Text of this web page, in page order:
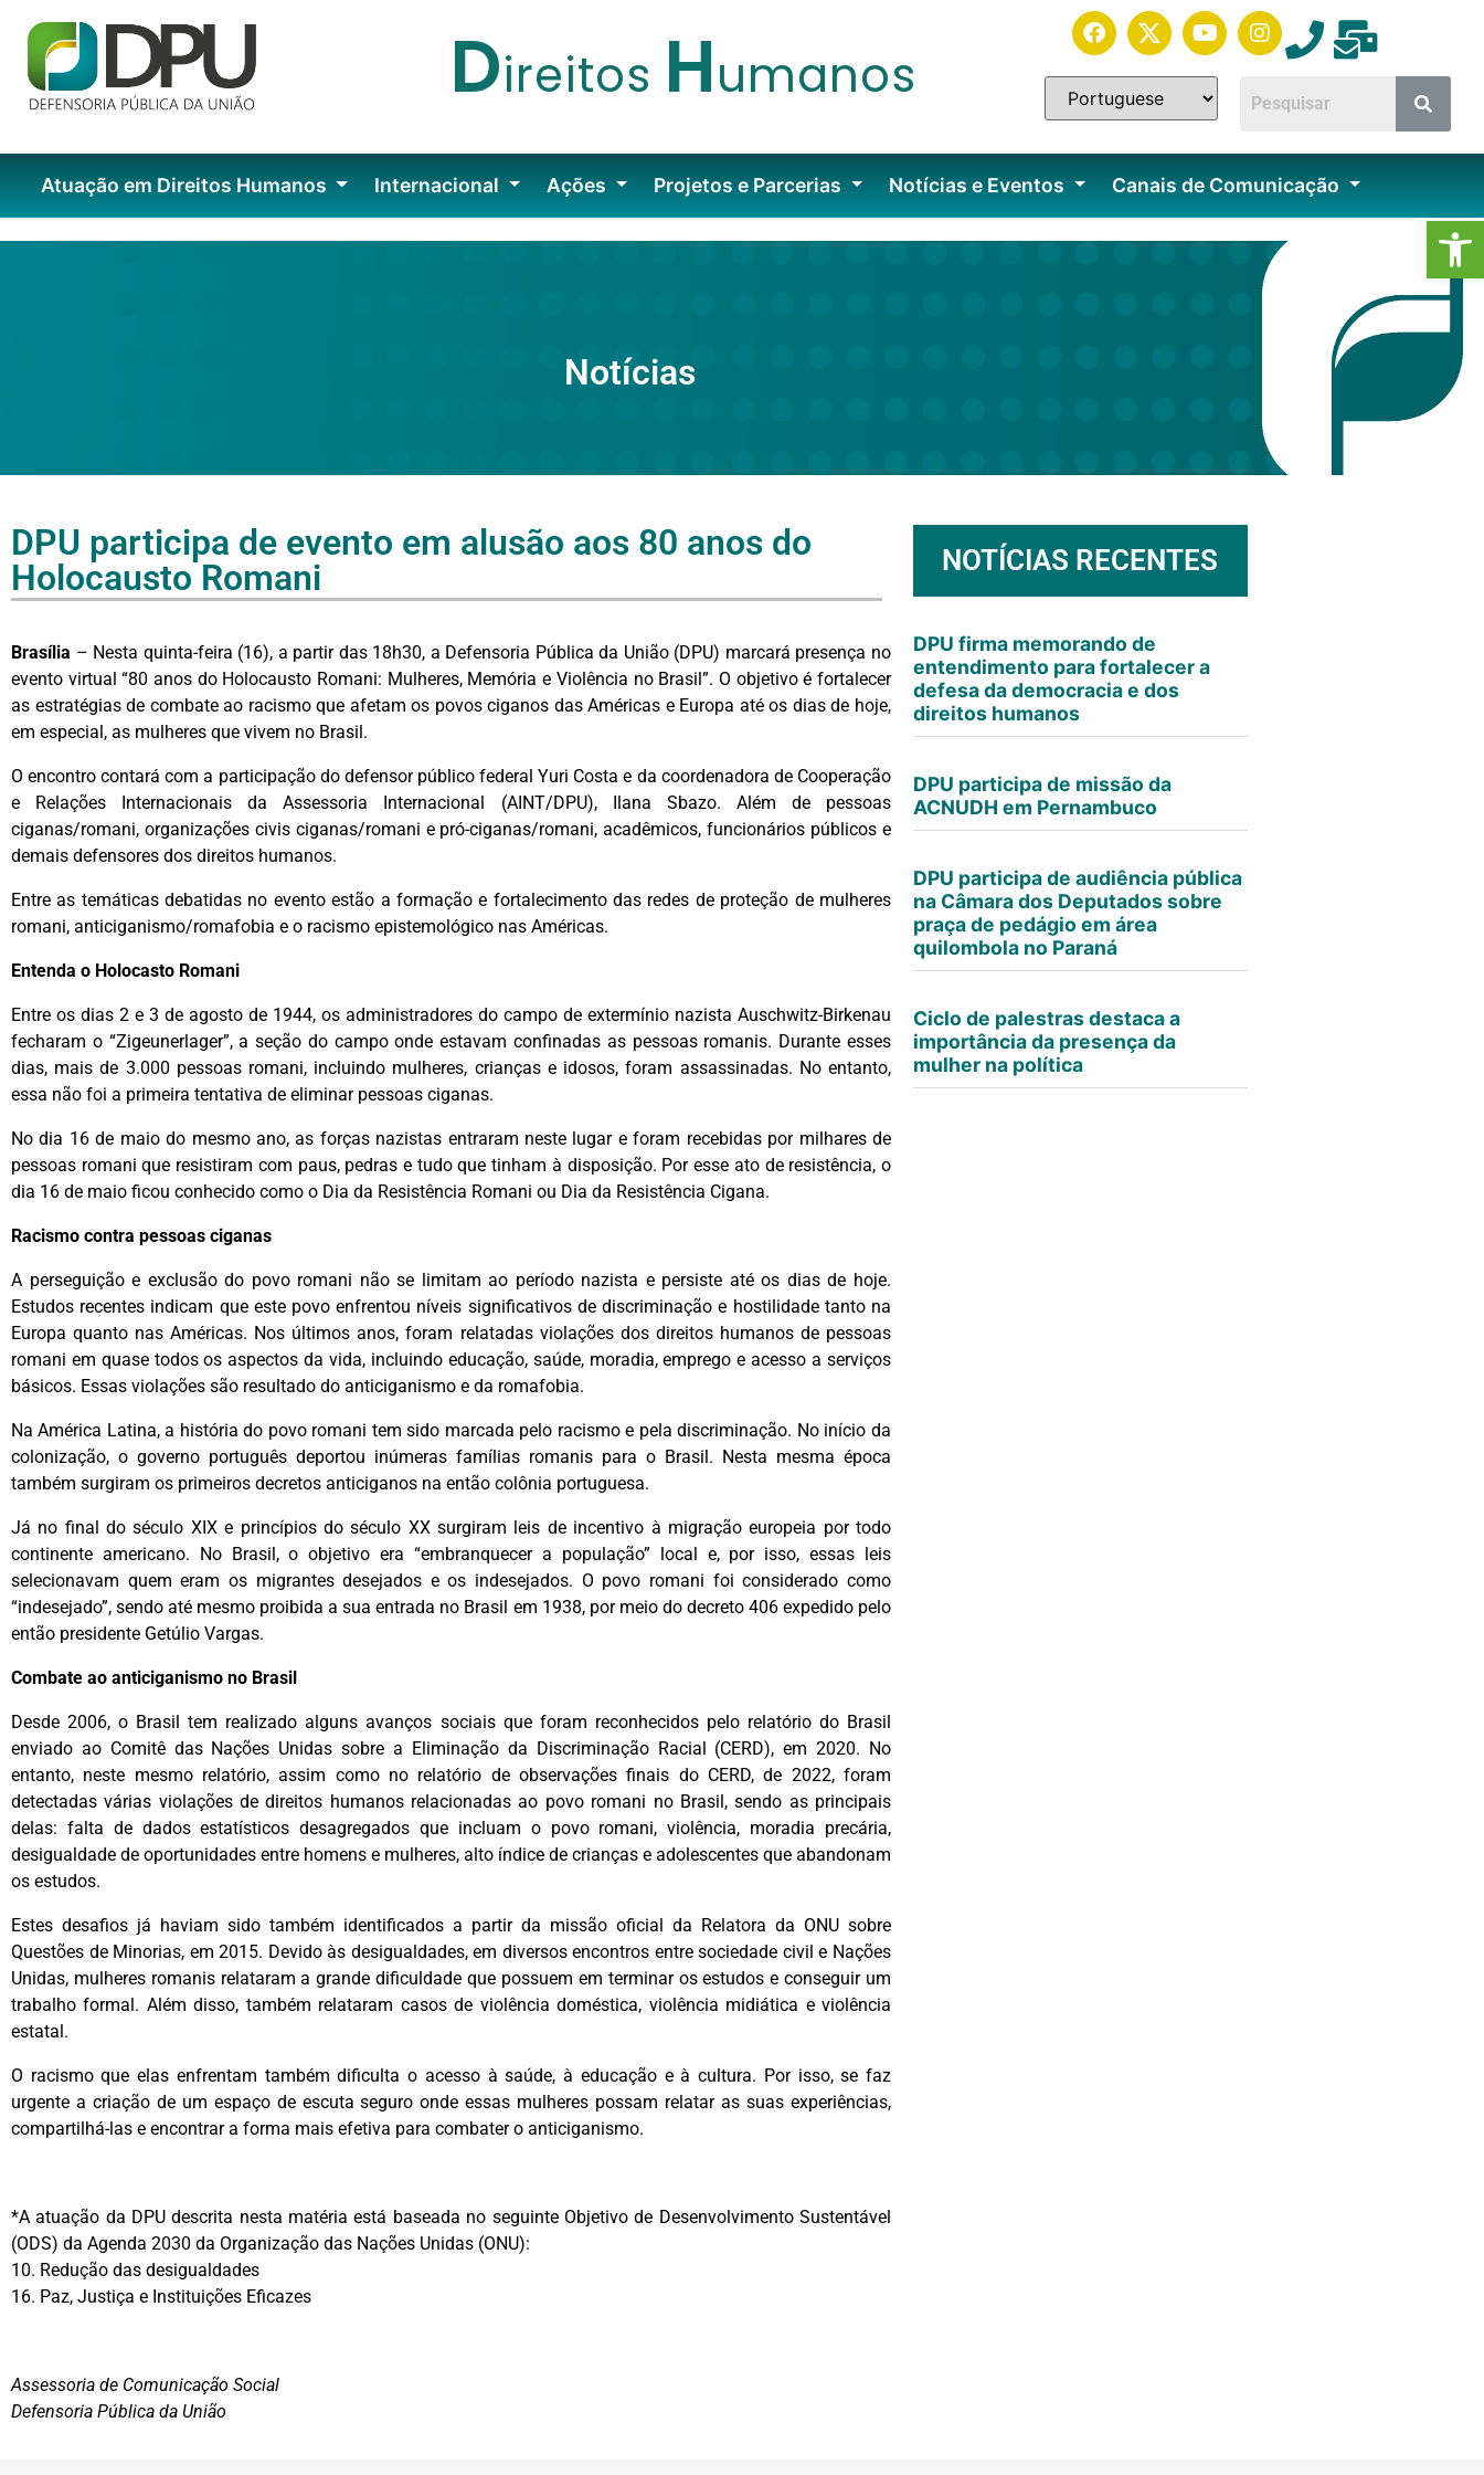
Direitos Humanos
Atuação em Direitos Humanos Internacional Ações Projetos e Parcerias Notícias e Eventos Canais de Comunicação
Notícias
DPU participa de evento em alusão aos 80 anos do
Holocausto Romani
Brasília – Nesta quinta-feira (16), a partir das 18h30, a Defensoria Pública da União (DPU) marcará presença no
evento virtual “80 anos do Holocausto Romani: Mulheres, Memória e Violência no Brasil”. O objetivo é fortalecer
as estratégias de combate ao racismo que afetam os povos ciganos das Américas e Europa até os dias de hoje,
em especial, as mulheres que vivem no Brasil.
O encontro contará com a participação do defensor público federal Yuri Costa e da coordenadora de Cooperação
e Relações Internacionais da Assessoria Internacional (AINT/DPU), Ilana Sbazo. Além de pessoas
ciganas/romani, organizações civis ciganas/romani e pró-ciganas/romani, acadêmicos, funcionários públicos e
demais defensores dos direitos humanos.
Entre as temáticas debatidas no evento estão a formação e fortalecimento das redes de proteção de mulheres
romani, anticiganismo/romafobia e o racismo epistemológico nas Américas.
Entenda o Holocasto Romani
Entre os dias 2 e 3 de agosto de 1944, os administradores do campo de extermínio nazista Auschwitz-Birkenau
fecharam o “Zigeunerlager”, a seção do campo onde estavam confinadas as pessoas romanis. Durante esses
dias, mais de 3.000 pessoas romani, incluindo mulheres, crianças e idosos, foram assassinadas. No entanto,
essa não foi a primeira tentativa de eliminar pessoas ciganas.
No dia 16 de maio do mesmo ano, as forças nazistas entraram neste lugar e foram recebidas por milhares de
pessoas romani que resistiram com paus, pedras e tudo que tinham à disposição. Por esse ato de resistência, o
dia 16 de maio ficou conhecido como o Dia da Resistência Romani ou Dia da Resistência Cigana.
Racismo contra pessoas ciganas
A perseguição e exclusão do povo romani não se limitam ao período nazista e persiste até os dias de hoje.
Estudos recentes indicam que este povo enfrentou níveis significativos de discriminação e hostilidade tanto na
Europa quanto nas Américas. Nos últimos anos, foram relatadas violações dos direitos humanos de pessoas
romani em quase todos os aspectos da vida, incluindo educação, saúde, moradia, emprego e acesso a serviços
básicos. Essas violações são resultado do anticiganismo e da romafobia.
Na América Latina, a história do povo romani tem sido marcada pelo racismo e pela discriminação. No início da
colonização, o governo português deportou inúmeras famílias romanis para o Brasil. Nesta mesma época
também surgiram os primeiros decretos anticiganos na então colônia portuguesa.
Já no final do século XIX e princípios do século XX surgiram leis de incentivo à migração europeia por todo
continente americano. No Brasil, o objetivo era “embranquecer a população” local e, por isso, essas leis
selecionavam quem eram os migrantes desejados e os indesejados. O povo romani foi considerado como
“indesejado”, sendo até mesmo proibida a sua entrada no Brasil em 1938, por meio do decreto 406 expedido pelo
então presidente Getúlio Vargas.
Combate ao anticiganismo no Brasil
Desde 2006, o Brasil tem realizado alguns avanços sociais que foram reconhecidos pelo relatório do Brasil
enviado ao Comitê das Nações Unidas sobre a Eliminação da Discriminação Racial (CERD), em 2020. No
entanto, neste mesmo relatório, assim como no relatório de observações finais do CERD, de 2022, foram
detectadas várias violações de direitos humanos relacionadas ao povo romani no Brasil, sendo as principais
delas: falta de dados estatísticos desagregados que incluam o povo romani, violência, moradia precária,
desigualdade de oportunidades entre homens e mulheres, alto índice de crianças e adolescentes que abandonam
os estudos.
Estes desafios já haviam sido também identificados a partir da missão oficial da Relatora da ONU sobre
Questões de Minorias, em 2015. Devido às desigualdades, em diversos encontros entre sociedade civil e Nações
Unidas, mulheres romanis relataram a grande dificuldade que possuem em terminar os estudos e conseguir um
trabalho formal. Além disso, também relataram casos de violência doméstica, violência midiática e violência
estatal.
O racismo que elas enfrentam também dificulta o acesso à saúde, à educação e à cultura. Por isso, se faz
urgente a criação de um espaço de escuta seguro onde essas mulheres possam relatar as suas experiências,
compartilhá-las e encontrar a forma mais efetiva para combater o anticiganismo.
*A atuação da DPU descrita nesta matéria está baseada no seguinte Objetivo de Desenvolvimento Sustentável
(ODS) da Agenda 2030 da Organização das Nações Unidas (ONU):
10. Redução das desigualdades
16. Paz, Justiça e Instituições Eficazes
Assessoria de Comunicação Social
Defensoria Pública da União
NOTÍCIAS RECENTES
DPU firma memorando de
entendimento para fortalecer a
defesa da democracia e dos
direitos humanos
DPU participa de missão da
ACNUDH em Pernambuco
DPU participa de audiência pública
na Câmara dos Deputados sobre
praça de pedágio em área
quilombola no Paraná
Ciclo de palestras destaca a
importância da presença da
mulher na política